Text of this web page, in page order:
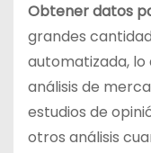
Obtener datos
grandes
automatizada,
análisis de
estudios de
otros análisis